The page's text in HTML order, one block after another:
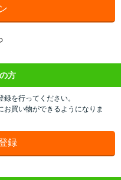
方
を行ってください。
買い物ができるようになりま